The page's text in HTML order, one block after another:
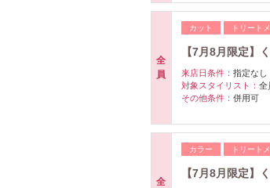
全
員
カット トリート
【7月8月限定】
来店日条件： 指定なし
対象スタイリスト： 全
その他条件： 併用可
全
カラー トリート
【7月8月限定】